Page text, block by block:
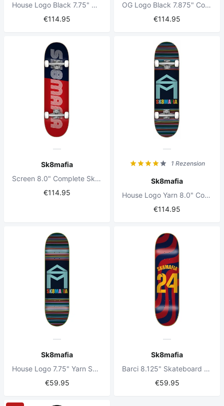
House Logo Black 7.75" Complete Skateboard
€114.95
OG Logo Black 7.875" Complete Skateboard
€114.95
Sk8mafia
Screen 8.0" Complete Skateboard
€114.95
1 Rezension
Sk8mafia
House Logo Yarn 8.0" Complete Skateboard
€114.95
Sk8mafia
House Logo 7.75" Yarn Skateboard Deck
€59.95
Sk8mafia
Barci 8.125" Skateboard Deck
€59.95